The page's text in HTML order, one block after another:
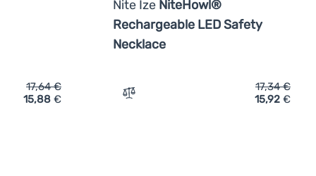
17,64€
15,88 €
Nite Ize NiteHowl®
Rechargeable LED Safety
Necklace
Vergleichen
17,34€
15,92 €